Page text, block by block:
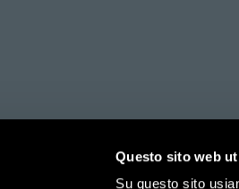
Questo sito web
Su questo sito
amnesty.org